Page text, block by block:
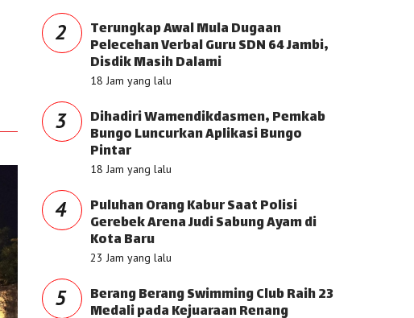
2 Terungkap Awal Mula Dugaan
Pelecehan Verbal Guru SDN 64 Jambi,
Disdik Masih Dalami
18 Jam yang lalu
3 Dihadiri Wamendikdasmen, Pemkab
Bungo Luncurkan Aplikasi Bungo
Pintar
18 Jam yang lalu
4 Puluhan Orang Kabur Saat Polisi
Gerebek Arena Judi Sabung Ayam di
Kota Baru
23 Jam yang lalu
5 Berang Berang Swimming Club Raih 23
Medali pada Kejuaraan Renang